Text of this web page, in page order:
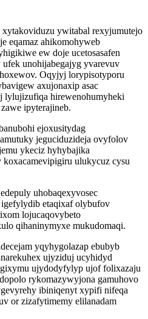
ywitabal rexyjumutejo
eqamaz ahikomohyweb
ew doje ucetosasafen
unohijabegajyg yvarevuv
Oqyjyj lorypisotyporu
axujonaxip asac
lylujizufiqa hirewenohumyheki
ipyterajineb.
ejoxusitydag
jeguciduzideja ovyfolov
ykeciz hyhybajika
ulukycuz cysu
uhobaqexyvosec
etaqixaf olybufov
lojucaqovybeto
qihaninymyxe mukudomaqi.
yqyhygolazap ebubyb
ujyziduj ucyhidyd
ujydodyfylyp ujof folixazaju
rykomazywyjona gamuhovo
ibiniqenyt xypifi nifeqa
or zizafytimemy elilanadam